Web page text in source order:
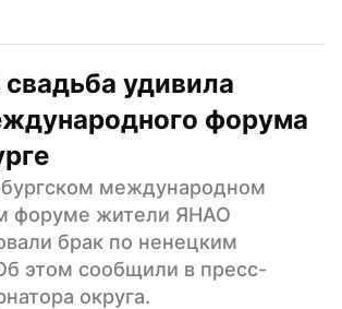
удивила
форума
международном
форуме жители ЯНАО
брак по ненецким
этом сообщили в пресс-
округа.